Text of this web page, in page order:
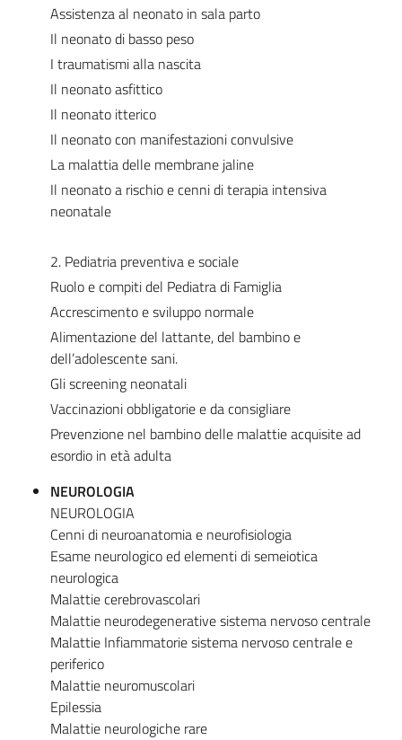
Assistenza al neonato in sala parto
Il neonato di basso peso
I traumatismi alla nascita
Il neonato asfittico
Il neonato itterico
Il neonato con manifestazioni convulsive
La malattia delle membrane jaline
Il neonato a rischio e cenni di terapia intensiva
neonatale
2. Pediatria preventiva e sociale
Ruolo e compiti del Pediatra di Famiglia
Accrescimento e sviluppo normale
Alimentazione del lattante, del bambino e
dell’adolescente sani.
Gli screening neonatali
Vaccinazioni obbligatorie e da consigliare
Prevenzione nel bambino delle malattie acquisite ad
esordio in età adulta
NEUROLOGIA
NEUROLOGIA
Cenni di neuroanatomia e neurofisiologia
Esame neurologico ed elementi di semeiotica
neurologica
Malattie cerebrovascolari
Malattie neurodegenerative sistema nervoso centrale
Malattie Infiammatorie sistema nervoso centrale e
periferico
Malattie neuromuscolari
Epilessia
Malattie neurologiche rare